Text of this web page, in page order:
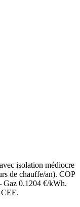
isolation médiocre
de chauffe/an). COP
Gaz 0.1204 €/kWh.